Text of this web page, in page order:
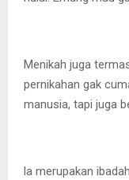
Menikah juga
pernikahan gak
manusia, tapi juga
la merupakan